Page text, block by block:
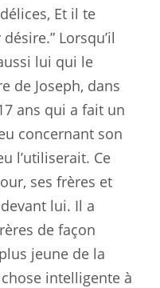
Et il te
Lorsqu’il
lui qui le
de Joseph, dans
ans qui a fait un
concernant son
l’utiliserait. Ce
ses frères et
lui. Il a
de façon
jeune de la
intelligente à